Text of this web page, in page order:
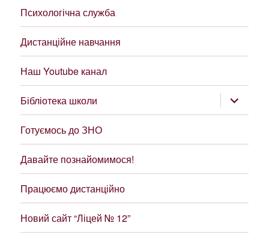
Психологічна служба
Дистанційне навчання
Наш Youtube канал
Бібліотека школи
підменю
Готуємось до ЗНО
Давайте познайомимося!
Працюємо дистанційно
Новий сайт “Ліцей № 12”